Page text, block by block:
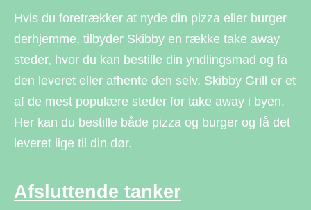
Hvis du foretrækker at nyde din pizza eller burger
derhjemme, tilbyder Skibby en række take away
steder, hvor du kan bestille din yndlingsmad og få
den leveret eller afhente den selv. Skibby Grill er et
af de mest populære steder for take away i byen.
Her kan du bestille både pizza og burger og få det
leveret lige til din dør.
Afsluttende tanker